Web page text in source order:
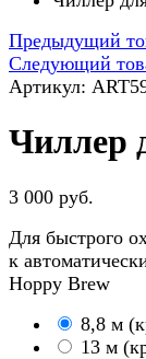
Предыдущий
Следующий
Артикул:
Чиллер
3 000 руб.
Для быстрого
к
Hoppy Brew
8,8 м
13 м